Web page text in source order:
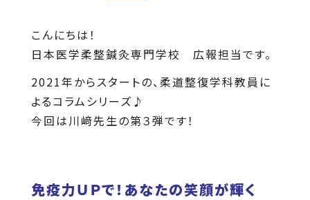
こんにちは！
日本医学柔整鍼灸専門学校 広報担当です。
2021年からスタートの、柔道整復学科教員に
よるコラムシリーズ♪
今回は川﨑先生の第３弾です！
免疫力ＵＰで！あなたの笑顔が輝く